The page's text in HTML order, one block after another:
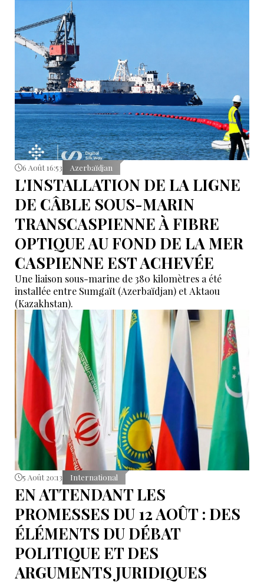
6 Août 16:53 Azerbaïdjan
L'INSTALLATION DE LA LIGNE
DE CÂBLE SOUS-MARIN
TRANSCASPIENNE À FIBRE
OPTIQUE AU FOND DE LA MER
CASPIENNE EST ACHEVÉE
Une liaison sous-marine de 380 kilomètres a été
installée entre Sumgaït (Azerbaïdjan) et Aktaou
(Kazakhstan).
5 Août 20:13 International
EN ATTENDANT LES
PROMESSES DU 12 AOÛT : DES
ÉLÉMENTS DU DÉBAT
POLITIQUE ET DES
ARGUMENTS JURIDIQUES